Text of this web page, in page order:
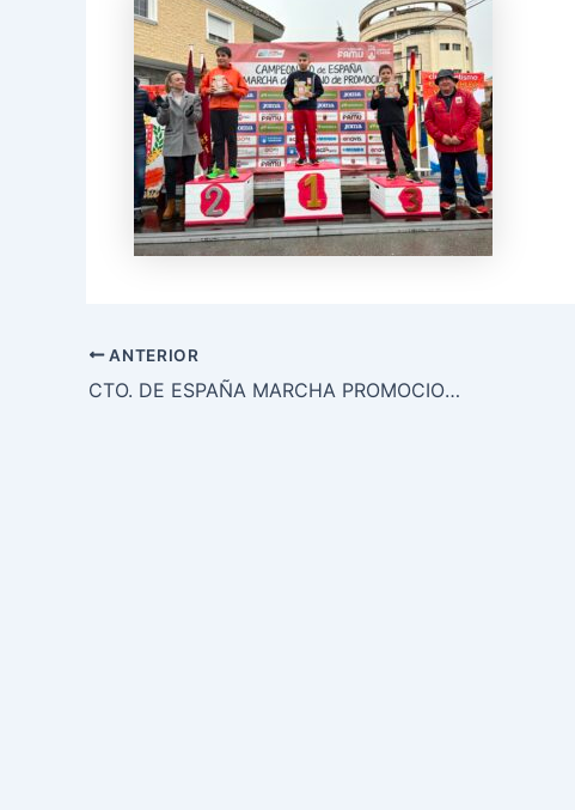
ANTERIOR
CTO. DE ESPAÑA MARCHA PROMOCION INVIERNO